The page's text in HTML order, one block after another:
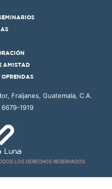
AMISTAD
OFRENDAS
Fraijanes, Guatemala, C.A.
1919
LOS DERECHOS RESERVADOS